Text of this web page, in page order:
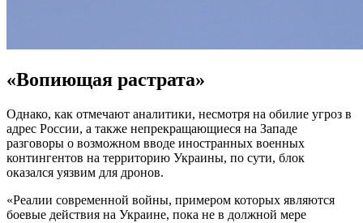
«Вопиющая растрата»
Однако, как отмечают аналитики, несмотря на обилие угроз в
адрес России, а также непрекращающиеся на Западе
разговоры о возможном вводе иностранных военных
контингентов на территорию Украины, по сути, блок
оказался уязвим для дронов.
«Реалии современной войны, примером которых являются
боевые действия на Украине, пока не в должной мере